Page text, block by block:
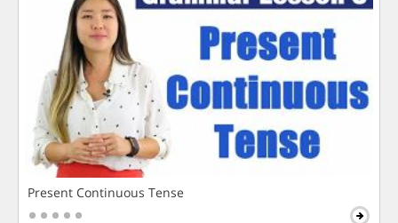
Present Continuous Tense